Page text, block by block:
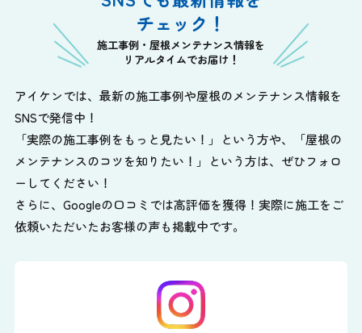
チェック！
施工事例・屋根メンテナンス情報を
リアルタイムでお届け！
アイケンでは、最新の施工事例や屋根のメンテナンス情報を
SNSで発信中！
「実際の施工事例をもっと見たい！」という方や、
「屋根の
メンテナンスのコツを知りたい！」という方は、ぜひフォロ
ーしてください！
さらに、Googleの口コミでは高評価を獲得！実際に施工をご
依頼いただいたお客様の声も掲載中です。